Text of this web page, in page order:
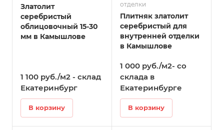
Златолит
серебристый
облицовочный 15-30
мм в Камышлове
1 100 руб./м2 - склад
Екатеринбург
В корзину
отделки
Плитняк златолит
серебристый для
внутренней отделки
в Камышлове
1 000 руб./м2- со
склада в
Екатеринбурге
В корзину